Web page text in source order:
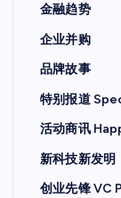
金融趋势
企业并购
品牌故事
特别报道
活动商讯
新科技新发明
创业先锋 VC